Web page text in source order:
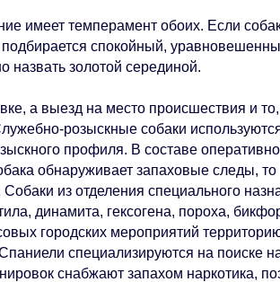
имеет темперамент обоих. Если
спокойный,
золотой серединой.
а выезд на место происшествия и то,
розыскные собаки
профиля. В составе
обнаруживает запаховые следы, то
из отделения специального
динамита, гексогена, пороха,
городских мероприятий
специализируются на поиске
снабжают запахом наркотика,